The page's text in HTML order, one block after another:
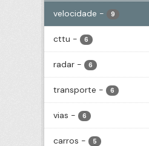
velocidade - 9
cttu - 6
radar - 6
transporte - 6
vias - 6
carros - 5